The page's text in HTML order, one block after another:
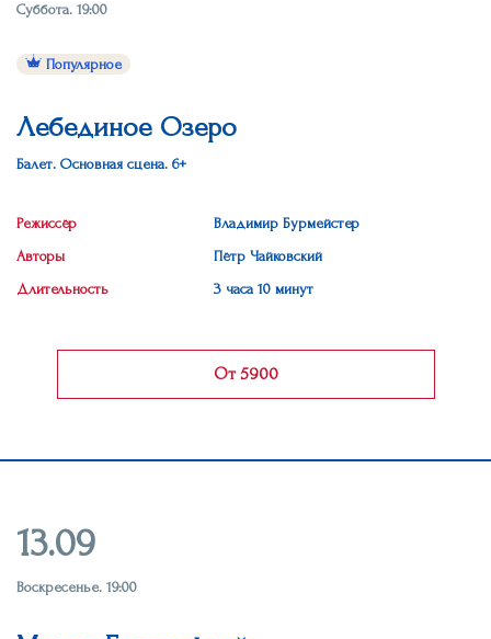
Суббота. 19:00
Популярное
Лебединое Озеро
Балет. Основная сцена. 6+
Режиссёр
Владимир Бурмейстер
Авторы
Пётр Чайковский
Длительность
3 часа 10 минут
От 5900
13.09
Воскресенье. 19:00